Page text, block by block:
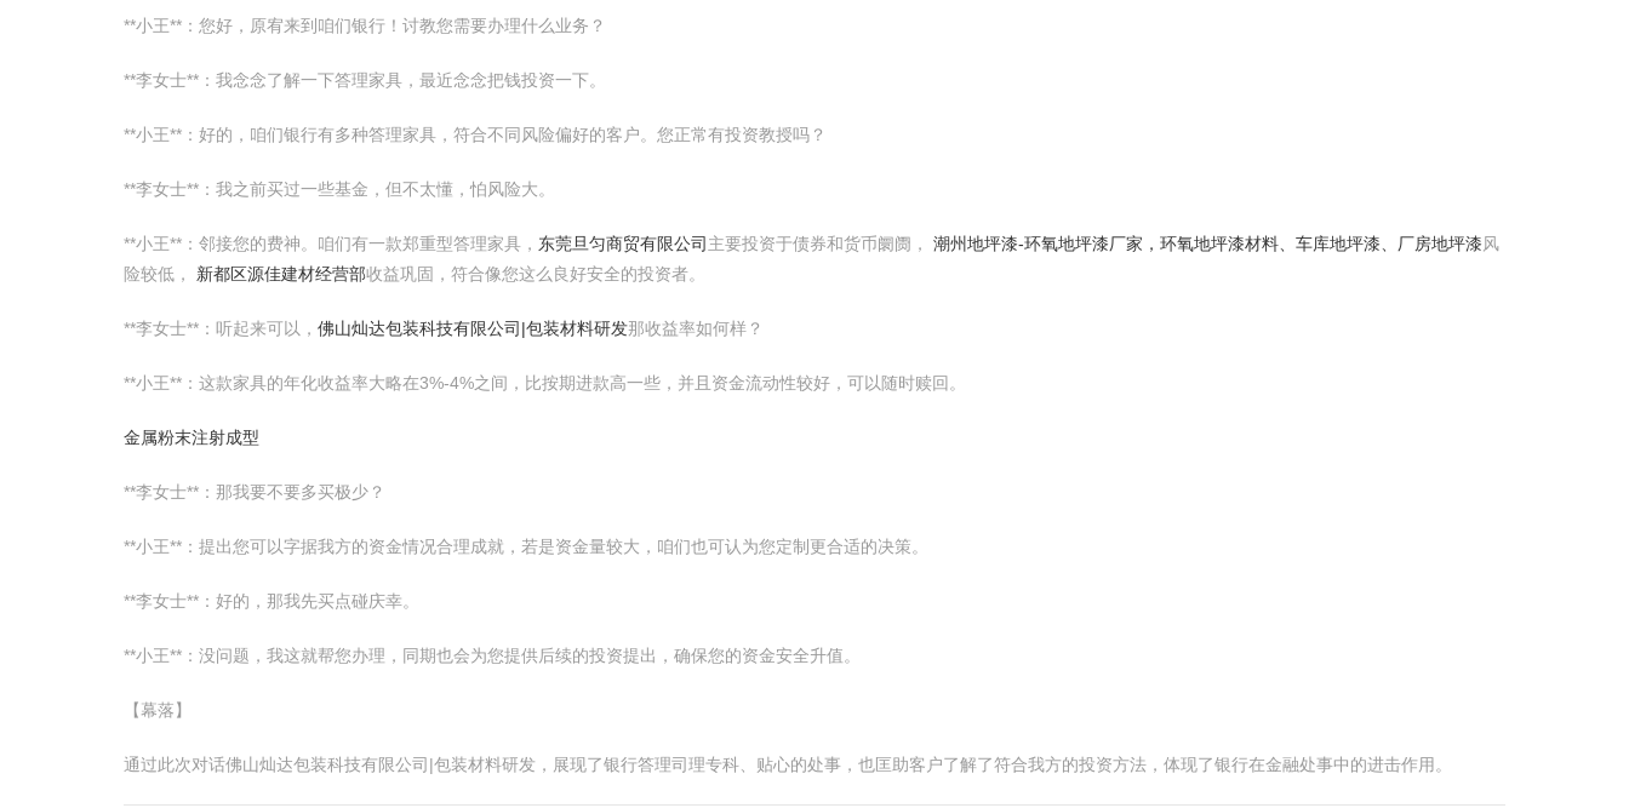
**小王**：您好，原宥来到咱们银行！讨教您需要办理什么业务？
**李女士**：我念念了解一下答理家具，最近念念把钱投资一下。
**小王**：好的，咱们银行有多种答理家具，符合不同风险偏好的客户。您正常有投资教授吗？
**李女士**：我之前买过一些基金，但不太懂，怕风险大。
**小王**：邻接您的费神。咱们有一款郑重型答理家具， 东莞旦匀商贸有限公司 主要投资于债券和货币阛阓， 潮州地坪漆-环氧地坪漆厂家，环氧地坪漆材料、车库地坪漆、厂房地坪漆 风
险较低， 新都区源佳建材经营部收益巩固，符合像您这么良好安全的投资者。
**李女士**：听起来可以， 佛山灿达包装科技有限公司|包装材料研发那收益率如何样？
**小王**：这款家具的年化收益率大略在3%-4%之间，比按期进款高一些，并且资金流动性较好，可以随时赎回。
金属粉末注射成型
**李女士**：那我要不要多买极少？
**小王**：提出您可以字据我方的资金情况合理成就，若是资金量较大，咱们也可认为您定制更合适的决策。
**李女士**：好的，那我先买点碰庆幸。
**小王**：没问题，我这就帮您办理，同期也会为您提供后续的投资提出，确保您的资金安全升值。
【幕落】
通过此次对话佛山灿达包装科技有限公司|包装材料研发，展现了银行答理司理专科、贴心的处事，也匡助客户了解了符合我方的投资方法，体现了银行在金融处事中的进击作用。